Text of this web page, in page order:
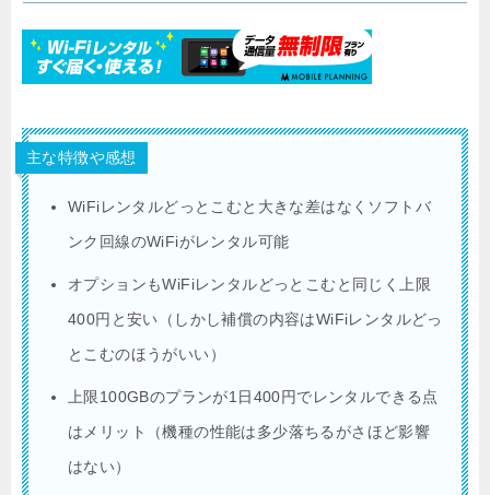
主な特徴や感想
WiFiレンタルどっとこむと大きな差はなくソフトバ
ンク回線のWiFiがレンタル可能
オプションもWiFiレンタルどっとこむと同じく上限
400円と安い（しかし補償の内容はWiFiレンタルどっ
とこむのほうがいい）
上限100GBのプランが1日400円でレンタルできる点
はメリット（機種の性能は多少落ちるがさほど影響
はない）